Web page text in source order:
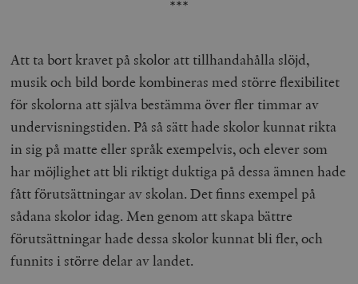
***
Att ta bort kravet på skolor att tillhandahålla slöjd,
musik och bild borde kombineras med större flexibilitet
för skolorna att själva bestämma över fler timmar av
undervisningstiden. På så sätt hade skolor kunnat rikta
in sig på matte eller språk exempelvis, och elever som
har möjlighet att bli riktigt duktiga på dessa ämnen hade
fått förutsättningar av skolan. Det finns exempel på
sådana skolor idag. Men genom att skapa bättre
förutsättningar hade dessa skolor kunnat bli fler, och
funnits i större delar av landet.
ordentligt utan strikt nödvändiga cookies.
Leverantör
woocommerce_cart_hash
Automattic
Inc.
_hjFirstSeen
Hotjar Ltd